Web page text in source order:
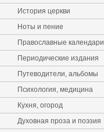
История церкви
Ноты и пение
Православные календари
Периодические издания
Путеводители, альбомы
Психология, медицина
Кухня, огород
Духовная проза и поэзия